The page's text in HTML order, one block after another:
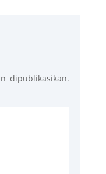
dipublikasikan.